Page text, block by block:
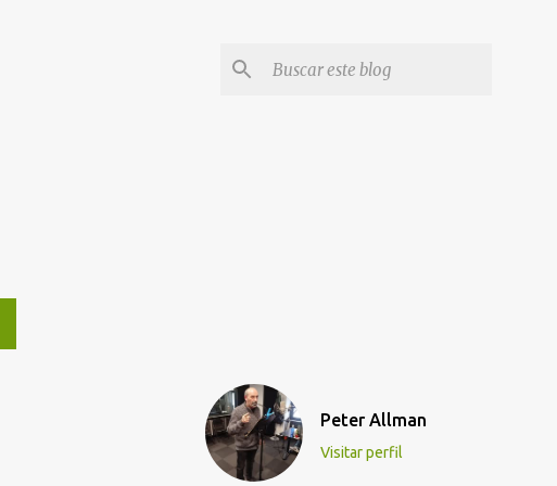
Peter Allman
Visitar perfil